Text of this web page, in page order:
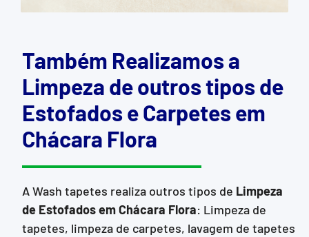
Também Realizamos a
Limpeza de outros tipos de
Estofados e Carpetes em
Chácara Flora
A Wash tapetes realiza outros tipos de Limpeza
de Estofadosem Chácara Flora: Limpeza de
tapetes, limpeza de carpetes, lavagem de tapetes